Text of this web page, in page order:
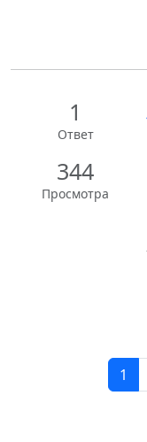
1
Ответ
344
Просмотра
1